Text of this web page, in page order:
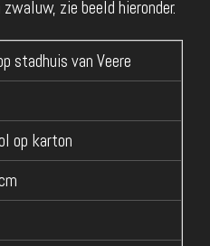
zie beeld hieronder.
stadhuis van Veere
op karton